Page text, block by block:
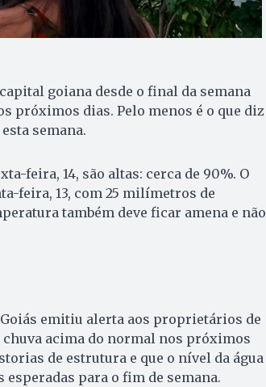
goiana desde o final da semana
próximos dias. Pelo menos é o que diz
semana.
feira, 14, são altas: cerca de 90%. O
feira, 13, com 25 milímetros de
também deve ficar amena e não
emitiu alerta aos proprietários de
acima do normal nos próximos
de estrutura e que o nível da água
para o fim de semana.